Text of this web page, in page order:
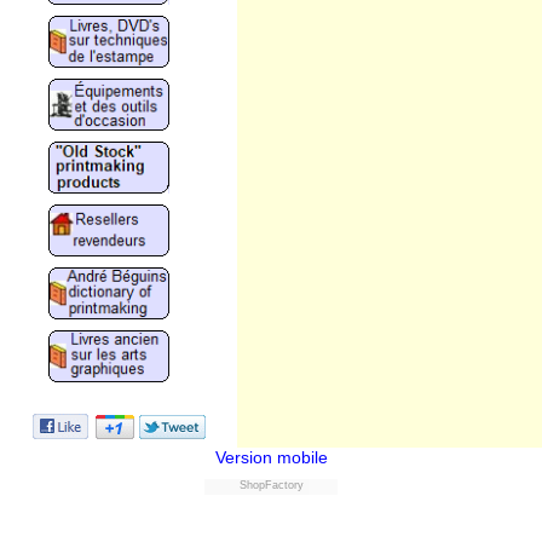
Version mobile
ShopFactory